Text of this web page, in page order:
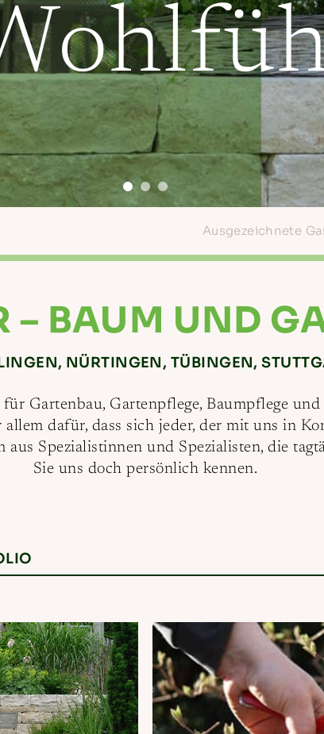
Ausgezeichnete
– BAUM UND
NÜRTINGEN, TÜBINGEN,
Gartenbau, Gartenpflege, Baumpflege
dafür, dass sich jeder, der mit uns in
Spezialistinnen und Spezialisten, die
Sie uns doch persönlich kennen.